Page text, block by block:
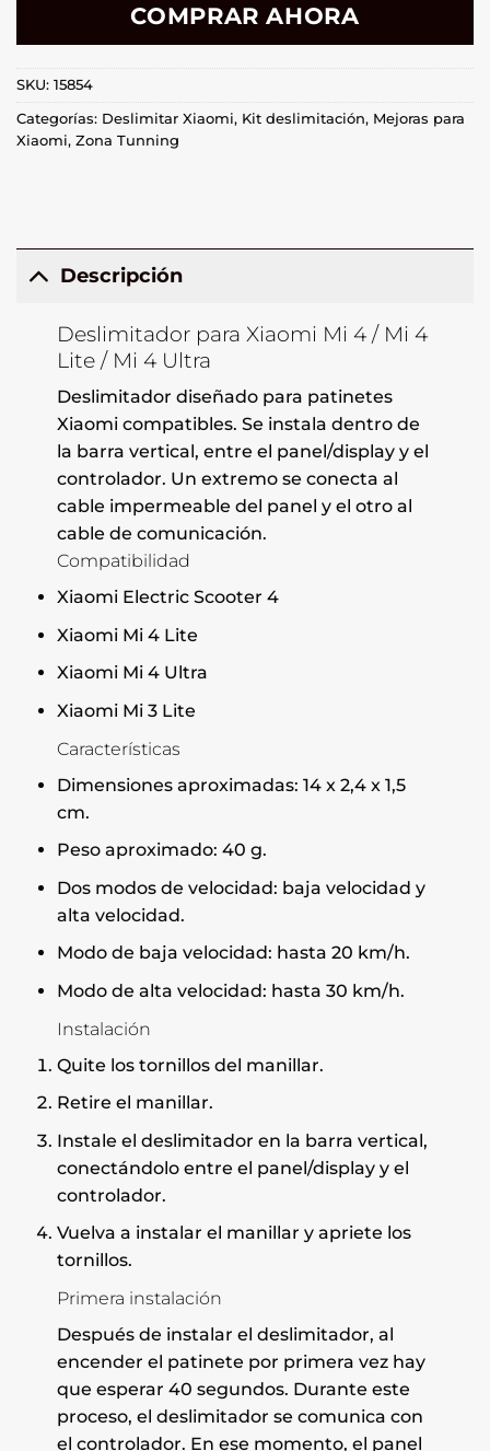
COMPRAR AHORA
SKU: 15854
Categorías: Deslimitar Xiaomi, Kit deslimitación, Mejoras para
Xiaomi, Zona Tunning
Descripción
Deslimitador para Xiaomi Mi 4 / Mi 4
Lite / Mi 4 Ultra
Deslimitador diseñado para patinetes
Xiaomi compatibles. Se instala dentro de
la barra vertical, entre el panel/display y el
controlador. Un extremo se conecta al
cable impermeable del panel y el otro al
cable de comunicación.
Compatibilidad
Xiaomi Electric Scooter 4
Xiaomi Mi 4 Lite
Xiaomi Mi 4 Ultra
Xiaomi Mi 3 Lite
Características
Dimensiones aproximadas: 14 x 2,4 x 1,5
cm.
Peso aproximado: 40 g.
Dos modos de velocidad: baja velocidad y
alta velocidad.
Modo de baja velocidad: hasta 20 km/h.
Modo de alta velocidad: hasta 30 km/h.
Instalación
Quite los tornillos del manillar.
Retire el manillar.
Instale el deslimitador en la barra vertical,
conectándolo entre el panel/display y el
controlador.
Vuelva a instalar el manillar y apriete los
tornillos.
Primera instalación
Después de instalar el deslimitador, al
encender el patinete por primera vez hay
que esperar 40 segundos. Durante este
proceso, el deslimitador se comunica con
el controlador. En ese momento, el panel